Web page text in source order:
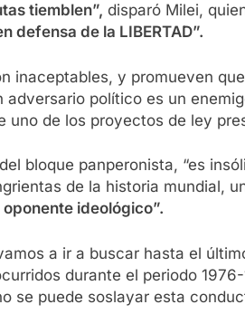
tiemblen”, disparó Milei,
defensa de la LIBERTAD”.
inaceptables, y promueven
adversario político es un
uno de los proyectos de ley
bloque panperonista, “es
de la historia mundial,
ideológico”.
a ir a buscar hasta el
durante el periodo
se puede soslayar esta